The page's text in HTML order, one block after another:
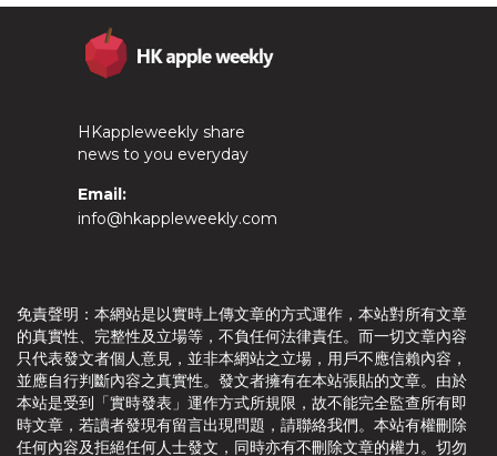
HKappleweekly share
news to you everyday
Email:
info@hkappleweekly.com
免責聲明：本網站是以實時上傳文章的方式運作，本站對所有文章
的真實性、完整性及立場等，不負任何法律責任。而一切文章內容
只代表發文者個人意見，並非本網站之立場，用戶不應信賴內容，
並應自行判斷內容之真實性。發文者擁有在本站張貼的文章。由於
本站是受到「實時發表」運作方式所規限，故不能完全監查所有即
時文章，若讀者發現有留言出現問題，請聯絡我們。本站有權刪除
任何內容及拒絕任何人士發文，同時亦有不刪除文章的權力。切勿